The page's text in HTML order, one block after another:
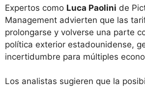
Expertos como Luca Paolini de
Management advierten que las
prolongarse y volverse una parte
política exterior estadounidense,
incertidumbre para múltiples
Los analistas sugieren que la